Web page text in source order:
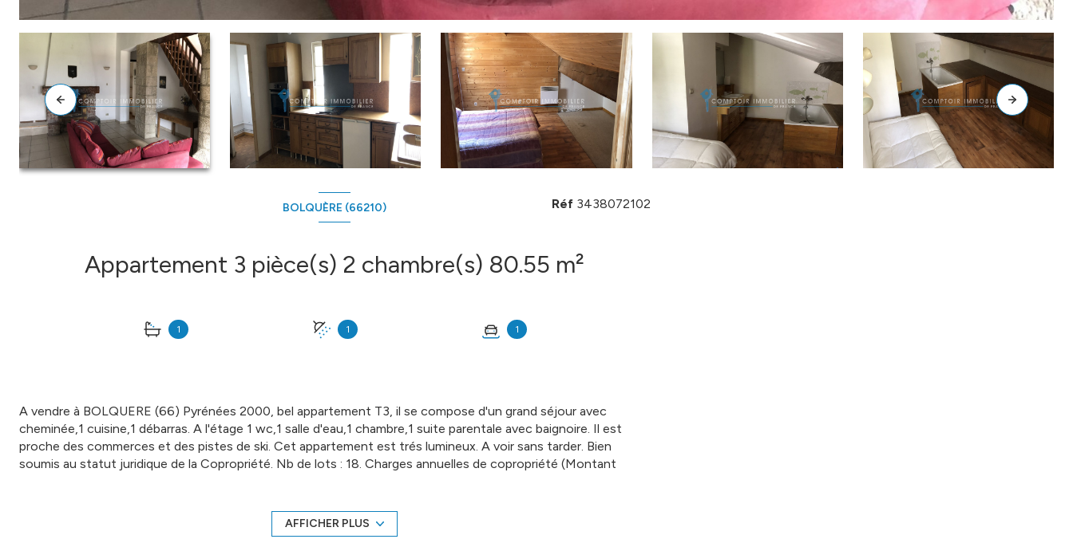
BOLQUÈRE (66210)
Appartement 3 pièce(s) 2 chambre(s) 80.55 m²
1 1 1
Réf 3438072102
A vendre à BOLQUERE (66) Pyrénées 2000, bel appartement T3, il se compose d'un grand séjour avec
cheminée,1 cuisine,1 débarras. A l'étage 1 wc,1 salle d'eau,1 chambre,1 suite parentale avec baignoire. Il est
proche des commerces et des pistes de ski. Cet appartement est trés lumineux. A voir sans tarder. Bien
soumis au statut juridique de la Copropriété. Nb de lots : 18. Charges annuelles de copropriété (Montant
du greffe : PERPIGNAN - Plus d'informations sur www.cif-immo.com (réf. 14806) -- Informations
CORONAVIRUS : Nos visites s'effectueront avec la mise en place d'un protocole sanitaire, notamment avec
AFFICHER PLUS